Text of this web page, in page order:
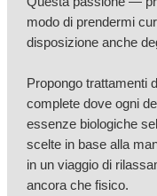
modo di prendermi
disposizione anche
Propongo trattamenti
complete dove ogni
essenze biologiche
scelte in base alla
in un viaggio di
ancora che fisico.